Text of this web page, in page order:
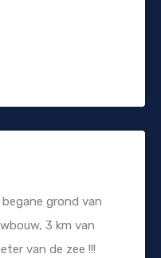
grond van
3 km van
van de zee !!!